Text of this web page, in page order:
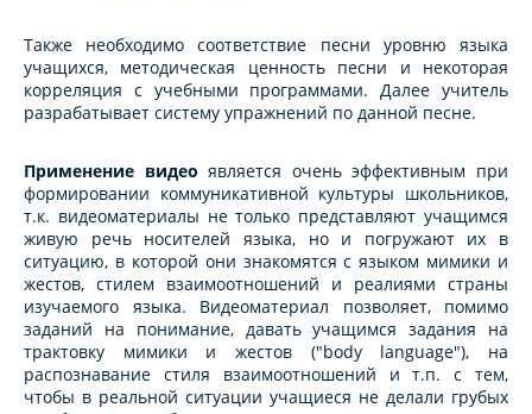
Также необходимо соответствие песни уровню языка
учащихся, методическая ценность песни и некоторая
корреляция с учебными программами. Далее учитель
разрабатывает систему упражнений по данной песне.
Применение видеоявляется очень эффективным при
формировании коммуникативной культуры школьников,
т.к. видеоматериалы не только представляют учащимся
живую речь носителей языка, но и погружают их в
ситуацию, в которой они знакомятся с языком мимики и
жестов, стилем взаимоотношений и реалиями страны
изучаемого языка. Видеоматериал позволяет, помимо
заданий на понимание, давать учащимся задания на
трактовку мимики и жестов ("body language"), на
распознавание стиля взаимоотношений и т.п. с тем,
чтобы в реальной ситуации учащиеся не делали грубых